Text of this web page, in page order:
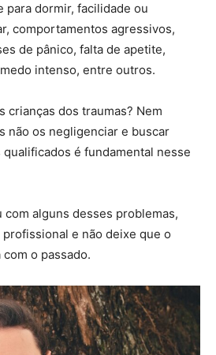
para dormir, facilidade ou
comportamentos agressivos,
de pânico, falta de apetite,
intenso, entre outros.
crianças dos traumas? Nem
não os negligenciar e buscar
é fundamental nesse
alguns desses problemas,
e não deixe que o
o passado.